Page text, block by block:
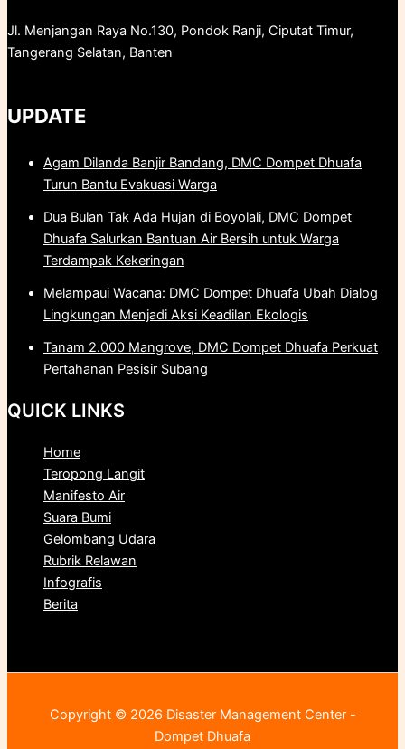
Jl. Menjangan Raya No.130, Pondok Ranji, Ciputat Timur,
Tangerang Selatan, Banten
UPDATE
Agam Dilanda Banjir Bandang, DMC Dompet Dhuafa
Turun Bantu Evakuasi Warga
Dua Bulan Tak Ada Hujan di Boyolali, DMC Dompet
Dhuafa Salurkan Bantuan Air Bersih untuk Warga
Terdampak Kekeringan
Melampaui Wacana: DMC Dompet Dhuafa Ubah Dialog
Lingkungan Menjadi Aksi Keadilan Ekologis
Tanam 2.000 Mangrove, DMC Dompet Dhuafa Perkuat
Pertahanan Pesisir Subang
QUICK LINKS
Home
Teropong Langit
Manifesto Air
Suara Bumi
Gelombang Udara
Rubrik Relawan
Infografis
Berita
Copyright © 2026 Disaster Management Center -
Dompet Dhuafa